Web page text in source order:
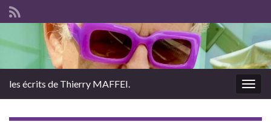
les écrits de Thierry MAFFEI.